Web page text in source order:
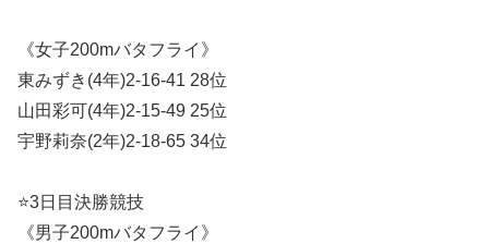
《女子200mバタフライ》
東みずき(4年)2-16-41 28位
山田彩可(4年)2-15-49 25位
宇野莉奈(2年)2-18-65 34位
⭐️3日目決勝競技
《男子200mバタフライ》